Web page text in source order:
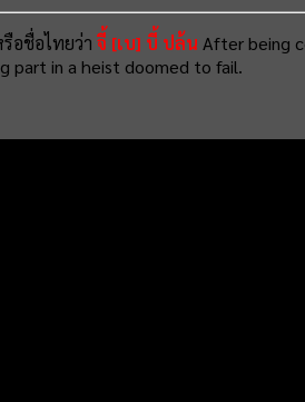
อชื่อไทยว่าจี้ [เบ] บี้ ปล้น After being
part in a heist doomed to fail.